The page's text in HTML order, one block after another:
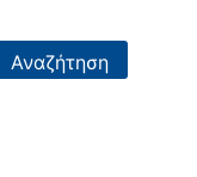
Αναζήτηση